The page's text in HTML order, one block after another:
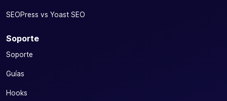
SEOPress vs Yoast SEO
Soporte
Soporte
Guías
Hooks